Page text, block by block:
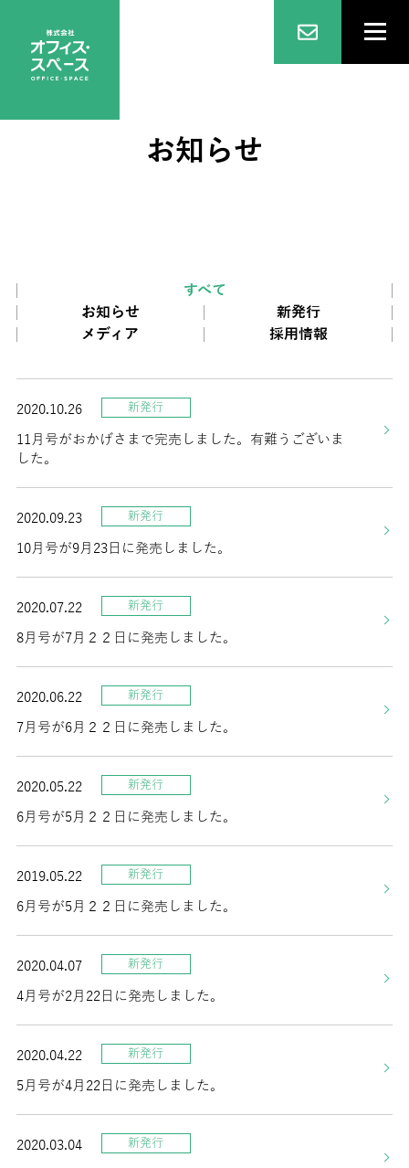
お知らせ
すべて
お知らせ
新発行
メディア
採用情報
2020.10.26 新発行
11月号がおかげさまで完売しました。有難うございま
した。
2020.09.23 新発行
10月号が9月23日に発売しました。
2020.07.22 新発行
8月号が7月２２日に発売しました。
2020.06.22 新発行
7月号が6月２２日に発売しました。
2020.05.22 新発行
6月号が5月２２日に発売しました。
2019.05.22 新発行
6月号が5月２２日に発売しました。
2020.04.07 新発行
4月号が2月22日に発売しました。
2020.04.22 新発行
5月号が4月22日に発売しました。
2020.03.04 新発行